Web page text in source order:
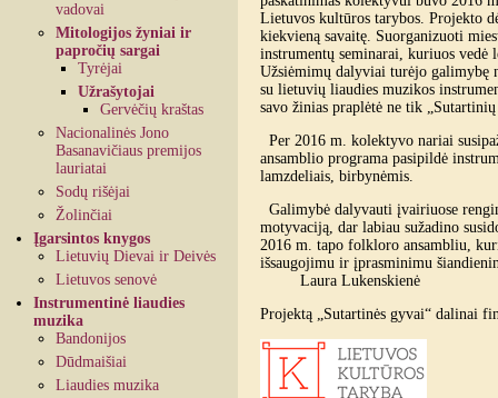
vadovai
Mitologijos žyniai ir
papročių sargai
Tyrėjai
Užrašytojai
Gervėčių kraštas
Nacionalinės Jono
Basanavičiaus premijos
lauriatai
Sodų rišėjai
Žolinčiai
Įgarsintos knygos
Lietuvių Dievai ir Deivės
Lietuvos senovė
Instrumentinė liaudies
muzika
Bandonijos
Dūdmaišiai
Liaudies muzika
Lietuvos kultūros tarybos. Projekto
kiekvieną savaitę. Suorganizuoti
instrumentų seminarai, kuriuos
Užsiėmimų dalyviai turėjo galimybę
su lietuvių liaudies muzikos
savo žinias praplėtė ne tik
Per 2016 m. kolektyvo nariai
ansamblio programa pasipildė
lamzdeliais, birbynėmis.
Galimybė dalyvauti įvairiuose
motyvaciją, dar labiau sužadino
2016 m. tapo folkloro ansambliu,
išsaugojimu ir
Laura Lukenskienė
Projektą „Sutartinės gyvai“ dalinai